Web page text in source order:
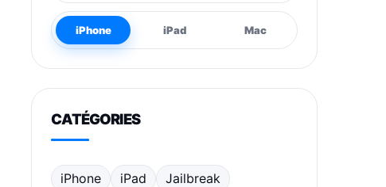
iPhone iPad Mac
CATÉGORIES
iPhone iPad Jailbreak